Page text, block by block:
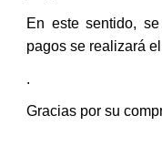
En este sentido,
pagos se realizará
.
Gracias por su